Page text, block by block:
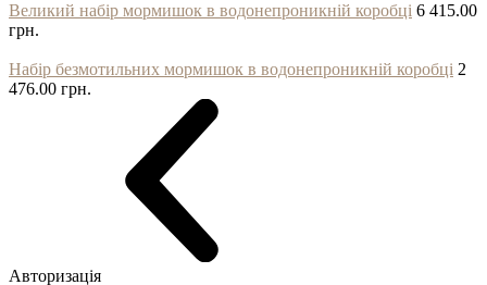
Великий набір мормишок в водонепроникній коробці 6 415.00
грн.
Набір безмотильних мормишок в водонепроникній коробці 2
476.00 грн.
Авторизація